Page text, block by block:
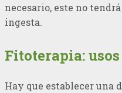
necesario, este no
ingesta.
Fitoterapia:
Hay que establecer una